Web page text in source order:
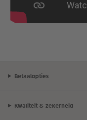
Betaalopties
Kwaliteit & zekerheid